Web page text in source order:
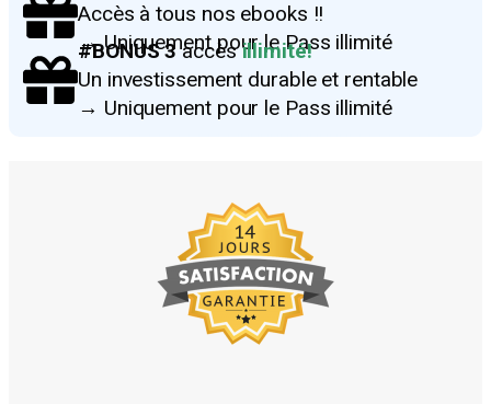
Accès à tous nos ebooks !!
→ Uniquement pour le Pass illimité
#BONUS 3accèsillimité!
Un investissement durable et rentable
→ Uniquement pour le Pass illimité